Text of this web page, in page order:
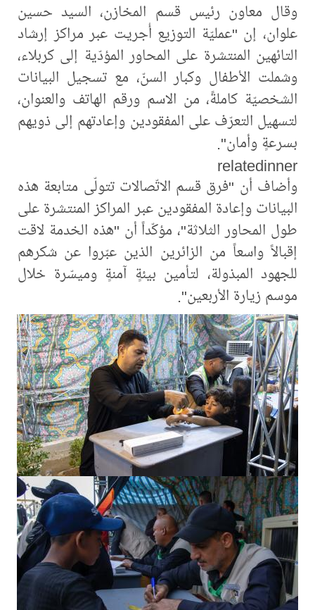
وقال معاون رئيس قسم المخازن، السيد حسين
علوان، إن "عمليّة التوزيع أُجريت عبر مراكز إرشاد
التائهين المنتشرة على المحاور المؤدّية إلى كربلاء،
وشملت الأطفال وكبار السنّ، مع تسجيل البيانات
الشخصيّة كاملةً، من الاسم ورقم الهاتف والعنوان،
لتسهيل التعرّف على المفقودين وإعادتهم إلى ذويهم
بسرعةٍ وأمان".
relatedinner
وأضاف أن "فرق قسم الاتّصالات تتولّى متابعة هذه
البيانات وإعادة المفقودين عبر المراكز المنتشرة على
طول المحاور الثلاثة"، مؤكّداً أن "هذه الخدمة لاقت
إقبالاً واسعاً من الزائرين الذين عبّروا عن شكرهم
للجهود المبذولة، لتأمين بيئةٍ آمنةٍ وميسّرة خلال
موسم زيارة الأربعين".